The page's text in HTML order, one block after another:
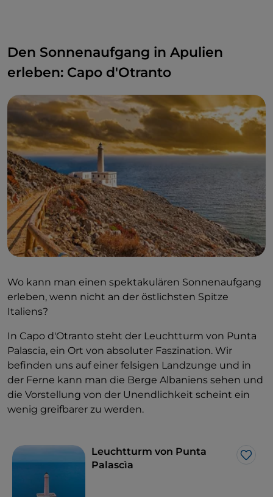
Den Sonnenaufgang in Apulien
erleben: Capo d'Otranto
Wo kann man einen spektakulären Sonnenaufgang
erleben, wenn nicht an der östlichsten Spitze
Italiens?
In Capo d'Otranto steht der Leuchtturm von Punta
Palascia, ein Ort von absoluter Faszination. Wir
befinden uns auf einer felsigen Landzunge und in
der Ferne kann man die Berge Albaniens sehen und
die Vorstellung von der Unendlichkeit scheint ein
wenig greifbarer zu werden.
Like
Leuchtturm von Punta
Palascìa